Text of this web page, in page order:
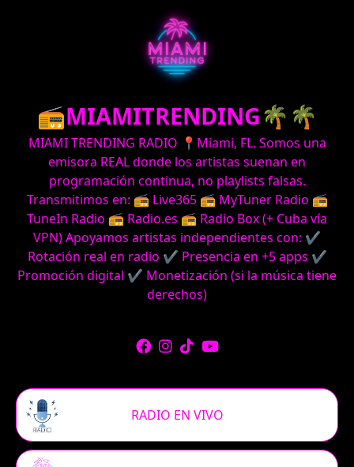
📻MIAMITRENDING🌴🌴
MIAMI TRENDING RADIO 📍Miami, FL. Somos una
emisora REAL donde los artistas suenan en
programación continua, no playlists falsas.
Transmitimos en: 📻 Live365 📻 MyTuner Radio 📻
TuneIn Radio 📻 Radio.es 📻 Radio Box (+ Cuba vía
VPN) Apoyamos artistas independientes con: ✔
Rotación real en radio ✔ Presencia en +5 apps ✔
Promoción digital ✔ Monetización (si la música tiene
derechos)
RADIO EN VIVO